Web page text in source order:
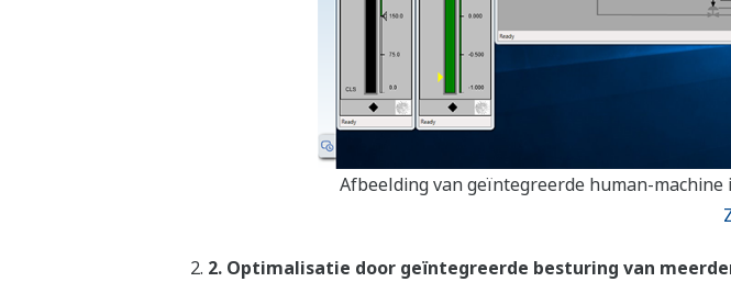
Afbeelding van geïntegreerde human-machine
2. Optimalisatie door geïntegreerde besturing van